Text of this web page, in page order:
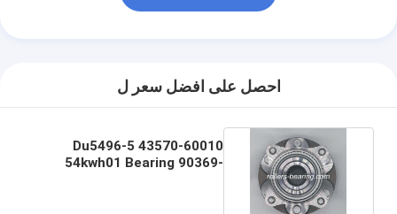
احصل على افضل سعر ل
Du5496-5 43570-60010
54kwh01 Bearing 90369-